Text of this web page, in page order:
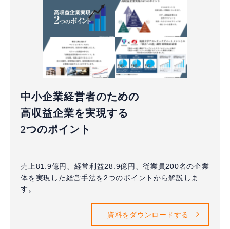
中小企業経営者のための
高収益企業を実現する
2つのポイント
売上81.9億円、経常利益28.9億円、従業員200名の企業
体を実現した経営手法を2つのポイントから解説しま
す。
資料をダウンロードする